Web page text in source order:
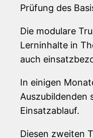
Prüfung des
Die modulare
Lerninhalte in
auch
In einigen
Auszubildenden
Einsatzablauf.
Diesen zweiten